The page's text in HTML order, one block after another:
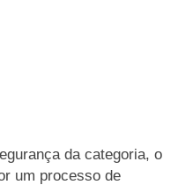
da categoria, o
um processo de